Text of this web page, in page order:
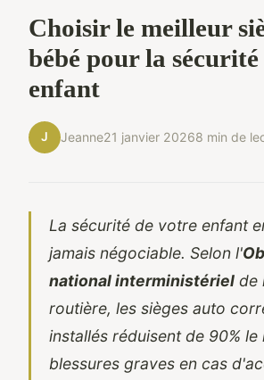
Choisir le meilleur
bébé pour la
enfant
J Jeanne21 janvier 20268 min de
La sécurité de votre enfant
jamais négociable. Selon l'
national interministériel de
routière, les sièges auto
installés réduisent de 90% le
blessures graves en cas